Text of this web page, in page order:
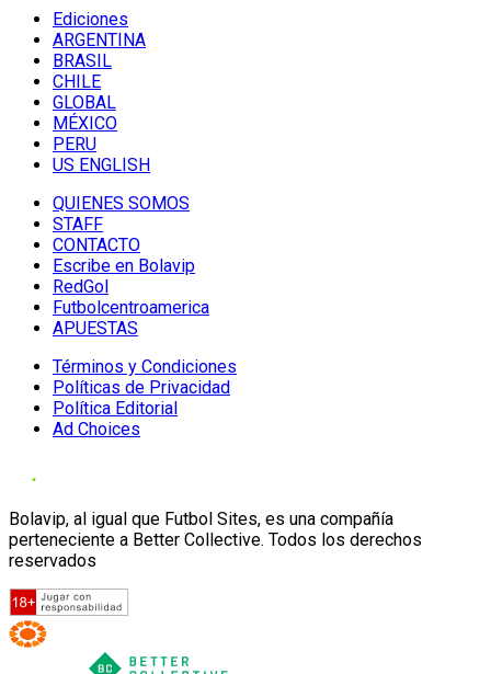
Ediciones
ARGENTINA
BRASIL
CHILE
GLOBAL
MÉXICO
PERU
US ENGLISH
QUIENES SOMOS
STAFF
CONTACTO
Escribe en Bolavip
RedGol
Futbolcentroamerica
APUESTAS
Términos y Condiciones
Políticas de Privacidad
Política Editorial
Ad Choices
Bolavip, al igual que Futbol Sites, es una compañía
perteneciente a Better Collective. Todos los derechos
reservados